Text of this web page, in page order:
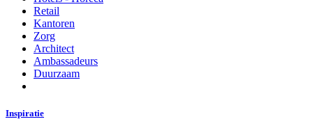
Retail
Kantoren
Zorg
Architect
Ambassadeurs
Duurzaam
Inspiratie